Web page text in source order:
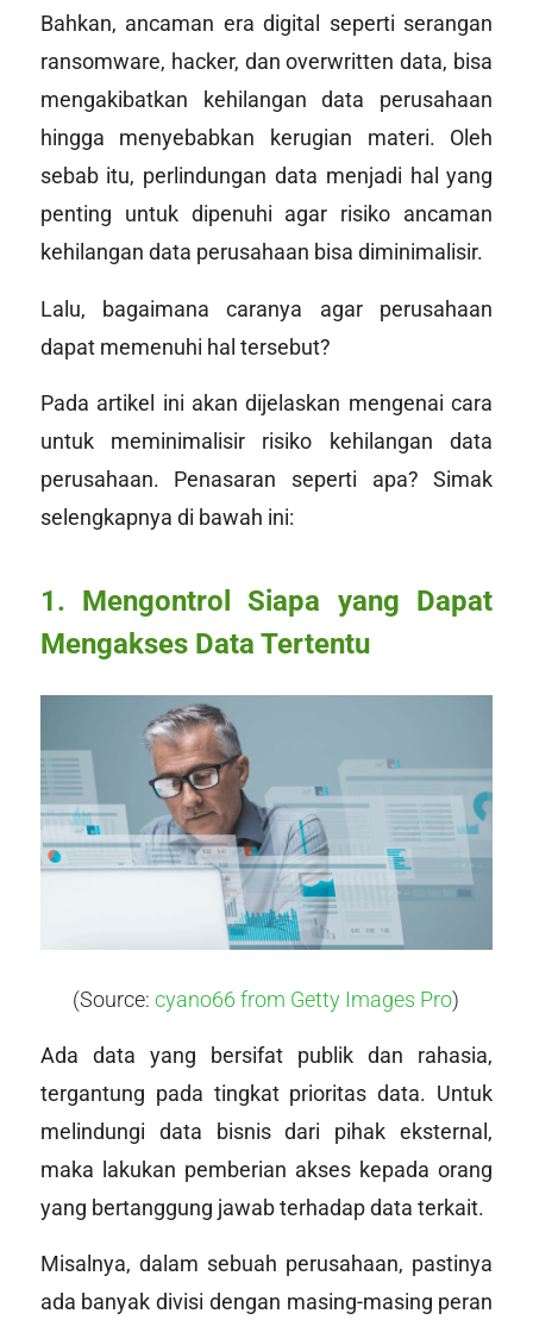
Bahkan, ancaman era digital seperti serangan
ransomware, hacker, danoverwritten data, bisa
mengakibatkan kehilangan data perusahaan
hingga menyebabkan kerugian materi. Oleh
sebab itu, perlindungan data menjadi hal yang
penting untuk dipenuhi agar risiko ancaman
kehilangan data perusahaan bisa diminimalisir.
Lalu, bagaimana caranya agar perusahaan
dapat memenuhi hal tersebut?
Pada artikel ini akan dijelaskan mengenai cara
untuk meminimalisir risiko kehilangan data
perusahaan. Penasaran seperti apa? Simak
selengkapnya di bawah ini:
1. Mengontrol Siapa yang Dapat
Mengakses Data Tertentu
(Source:cyano66 from Getty Images Pro)
Ada data yang bersifat publik dan rahasia,
tergantung pada tingkat prioritas data. Untuk
melindungi data bisnis dari pihak eksternal,
maka lakukan pemberian akses kepada orang
yang bertanggung jawab terhadap data terkait.
Misalnya, dalam sebuah perusahaan, pastinya
ada banyak divisi dengan masing-masing peran